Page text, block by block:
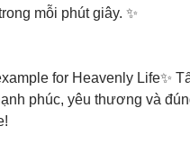
mỗi phút giây. ✨
for Heavenly Life✨
phúc, yêu thương và